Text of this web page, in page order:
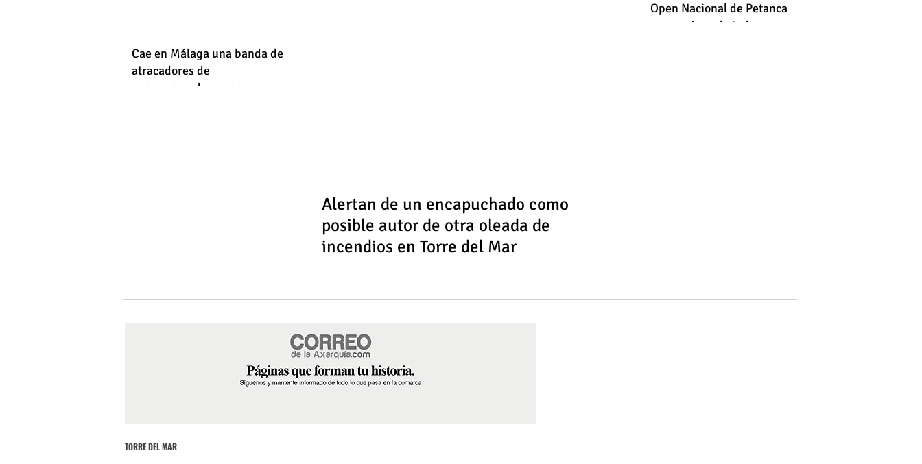
Cae en Málaga una banda de
atracadores de
supermercados que
Alertan de un encapuchado como
posible autor de otra oleada de
incendios en Torre del Mar
Open Nacional de Petanca
con equipos de toda
TORRE DEL MAR